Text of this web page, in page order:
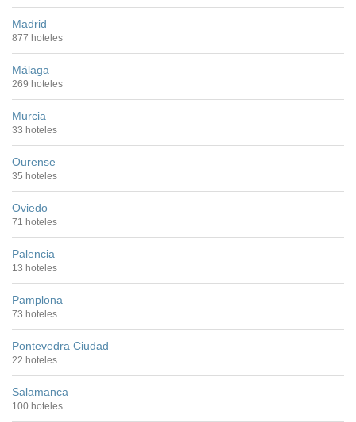
Madrid
877 hoteles
Málaga
269 hoteles
Murcia
33 hoteles
Ourense
35 hoteles
Oviedo
71 hoteles
Palencia
13 hoteles
Pamplona
73 hoteles
Pontevedra Ciudad
22 hoteles
Salamanca
100 hoteles